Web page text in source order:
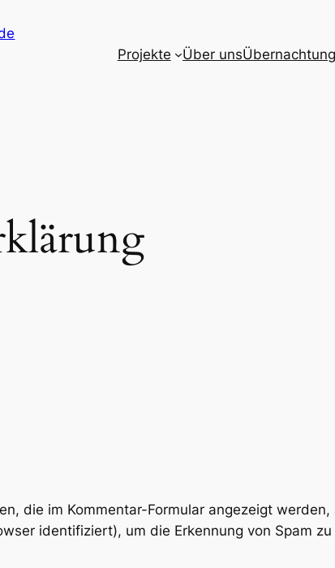
Projekte Über uns
die im Kommentar-Formular angezeigt werden,
identifiziert), um die Erkennung von Spam zu